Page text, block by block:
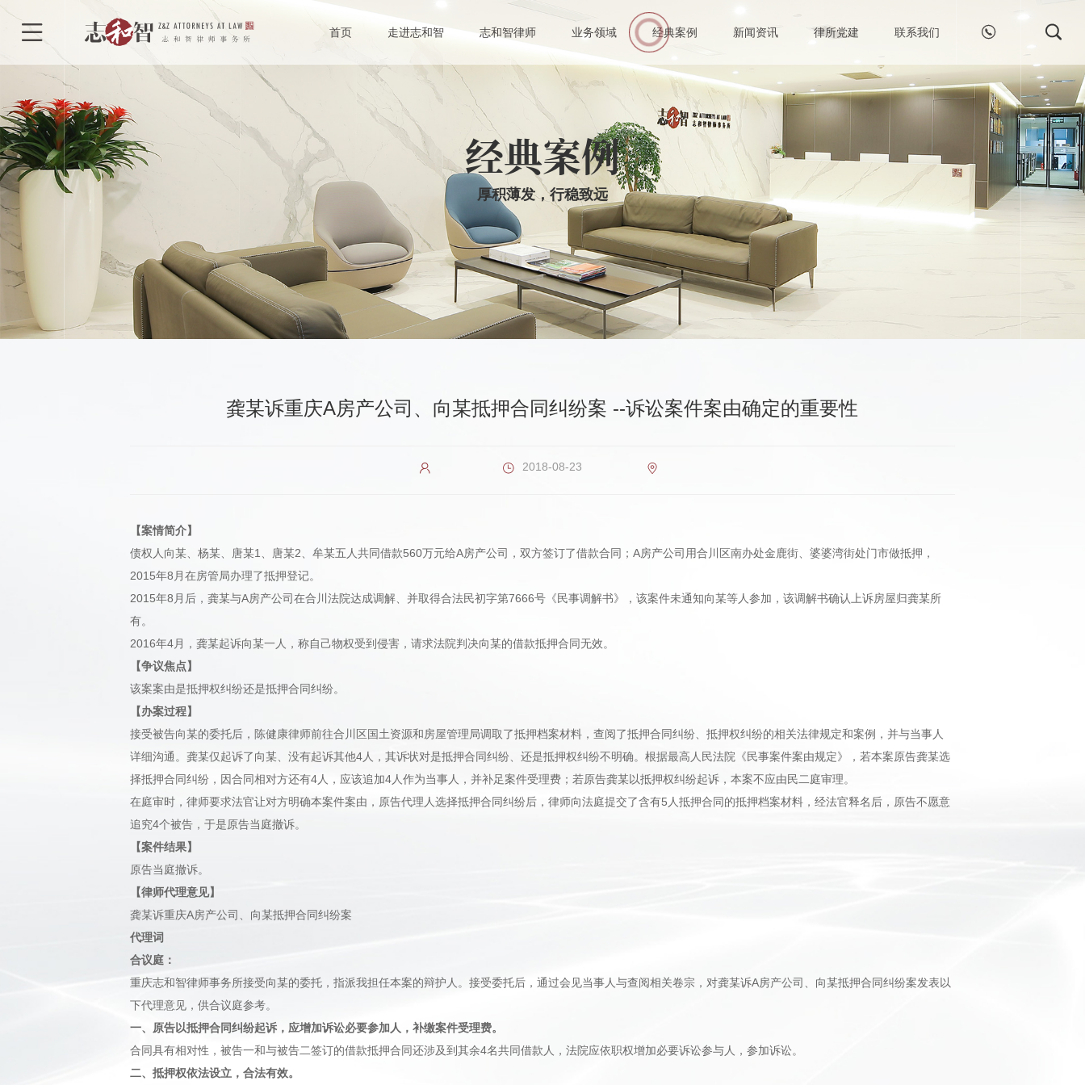
 首页 走进志和智 志和智律师 业务领域 经典案例 新闻资讯 律所党建 联系我们  
律所荣誉
特色型服务
合作单位
经典案例
厚积薄发，行稳致远
龚某诉重庆A房产公司、向某抵押合同纠纷案 --诉讼案件案由确定的重要性
2018-08-23
【案情简介】
债权人向某、杨某、唐某1、唐某2、牟某五人共同借款560万元给A房产公司，双方签订了借款合同；A房产公司用合川区南办处金鹿街、婆婆湾街处门市做抵押，
2015年8月在房管局办理了抵押登记。
2015年8月后，龚某与A房产公司在合川法院达成调解、并取得合法民初字第7666号《民事调解书》，该案件未通知向某等人参加，该调解书确认上诉房屋归龚某所
有。
2016年4月，龚某起诉向某一人，称自己物权受到侵害，请求法院判决向某的借款抵押合同无效。
【争议焦点】
该案案由是抵押权纠纷还是抵押合同纠纷。
【办案过程】
接受被告向某的委托后，陈健康律师前往合川区国土资源和房屋管理局调取了抵押档案材料，查阅了抵押合同纠纷、抵押权纠纷的相关法律规定和案例，并与当事人
详细沟通。龚某仅起诉了向某、没有起诉其他4人，其诉状对是抵押合同纠纷、还是抵押权纠纷不明确。根据最高人民法院《民事案件案由规定》，若本案原告龚某选
择抵押合同纠纷，因合同相对方还有4人，应该追加4人作为当事人，并补足案件受理费；若原告龚某以抵押权纠纷起诉，本案不应由民二庭审理。
在庭审时，律师要求法官让对方明确本案件案由，原告代理人选择抵押合同纠纷后，律师向法庭提交了含有5人抵押合同的抵押档案材料，经法官释名后，原告不愿意
追究4个被告，于是原告当庭撤诉。
【案件结果】
原告当庭撤诉。
【律师代理意见】
龚某诉重庆A房产公司、向某抵押合同纠纷案
代理词
合议庭：
重庆志和智律师事务所接受向某的委托，指派我担任本案的辩护人。接受委托后，通过会见当事人与查阅相关卷宗，对龚某诉A房产公司、向某抵押合同纠纷案发表以
下代理意见，供合议庭参考。
一、原告以抵押合同纠纷起诉，应增加诉讼必要参加人，补缴案件受理费。
合同具有相对性，被告一和与被告二签订的借款抵押合同还涉及到其余4名共同借款人，法院应依职权增加必要诉讼参与人，参加诉讼。
二、抵押权依法设立，合法有效。